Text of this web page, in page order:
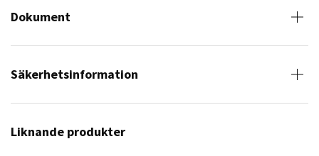
Dokument
Säkerhetsinformation
Liknande produkter